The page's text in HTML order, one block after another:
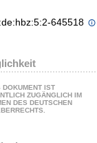
645518
DOKUMENT IST
ZUGÄNGLICH IM
DES DEUTSCHEN